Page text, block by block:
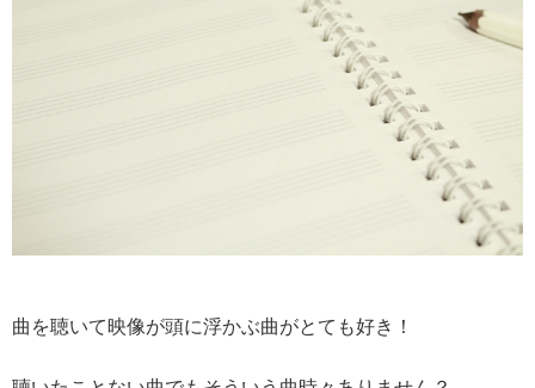
曲を聴いて映像が頭に浮かぶ曲がとても好き！